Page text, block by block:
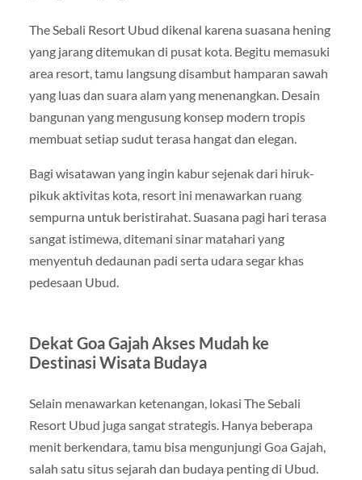
The Sebali Resort Ubud dikenal karena suasana hening
yang jarang ditemukan di pusat kota. Begitu memasuki
area resort, tamu langsung disambut hamparan sawah
yang luas dan suara alam yang menenangkan. Desain
bangunan yang mengusung konsep modern tropis
membuat setiap sudut terasa hangat dan elegan.
Bagi wisatawan yang ingin kabur sejenak dari hiruk-
pikuk aktivitas kota, resort ini menawarkan ruang
sempurna untuk beristirahat. Suasana pagi hari terasa
sangat istimewa, ditemani sinar matahari yang
menyentuh dedaunan padi serta udara segar khas
pedesaan Ubud.
Dekat Goa Gajah Akses Mudah ke
Destinasi Wisata Budaya
Selain menawarkan ketenangan, lokasi The Sebali
Resort Ubud juga sangat strategis. Hanya beberapa
menit berkendara, tamu bisa mengunjungi Goa Gajah,
salah satu situs sejarah dan budaya penting di Ubud.